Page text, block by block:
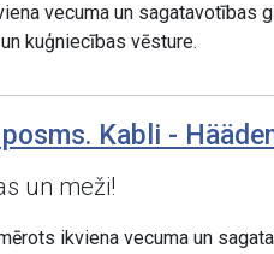
vecuma un sagatavotības
kuģniecības vēsture.
Kabli -
un meži!
ikviena vecuma un